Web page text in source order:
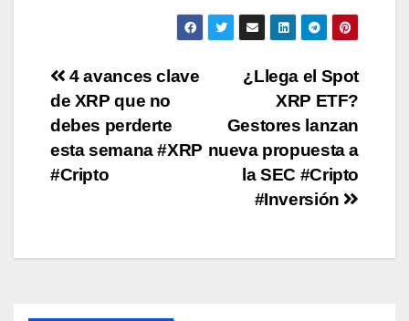
Post
navigation
¿Llega el Spot
XRP ETF?
Gestores lanzan
nueva propuesta a
la SEC #Cripto
#Inversión
4 avances clave
de XRP que no
debes perderte
esta semana #XRP
#Cripto